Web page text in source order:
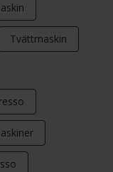
Tvättmaskin